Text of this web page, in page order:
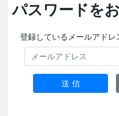
パスワードを
登録しているメールアドレ
送 信